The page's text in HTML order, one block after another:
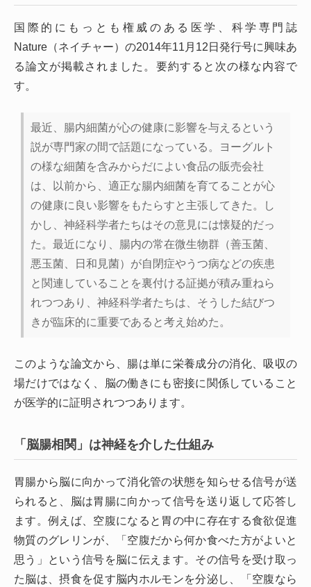
国際的にもっとも権威のある医学、科学専門誌
Nature（ネイチャー）の2014年11月12日発行号に興味あ
る論文が掲載されました。要約すると次の様な内容で
す。
最近、腸内細菌が心の健康に影響を与えるという
説が専門家の間で話題になっている。ヨーグルト
の様な細菌を含みからだによい食品の販売会社
は、以前から、適正な腸内細菌を育てることが心
の健康に良い影響をもたらすと主張してきた。し
かし、神経科学者たちはその意見には懐疑的だっ
た。最近になり、腸内の常在微生物群（善玉菌、
悪玉菌、日和見菌）が自閉症やうつ病などの疾患
と関連していることを裏付ける証拠が積み重ねら
れつつあり、神経科学者たちは、そうした結びつ
きが臨床的に重要であると考え始めた。
このような論文から、腸は単に栄養成分の消化、吸収の
場だけではなく、脳の働きにも密接に関係していること
が医学的に証明されつつあります。
「脳腸相関」は神経を介した仕組み
胃腸から脳に向かって消化管の状態を知らせる信号が送
られると、脳は胃腸に向かって信号を送り返して応答し
ます。例えば、空腹になると胃の中に存在する食欲促進
物質のグレリンが、「空腹だから何か食べた方がよいと
思う」という信号を脳に伝えます。その信号を受け取っ
た脳は、摂食を促す脳内ホルモンを分泌し、「空腹なら